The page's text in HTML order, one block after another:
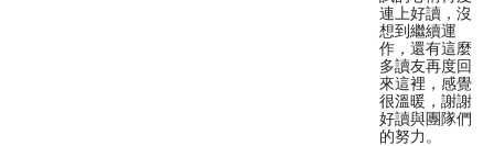
連上好讀，沒
想到繼續運
作，還有這麼
多讀友再度回
來這裡，感覺
很溫暖，謝謝
好讀與團隊們
的努力。